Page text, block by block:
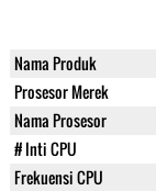
Nama Produk
Prosesor Merek
Nama Prosesor
# Inti CPU
Frekuensi CPU